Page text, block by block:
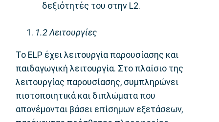
δεξιότητές του στην L2.
1.2Λειτουργίες
Το ELP έχει λειτουργία παρουσίασης και
παιδαγωγική λειτουργία. Στο πλαίσιο της
λειτουργίας παρουσίασης, συμπληρώνει
πιστοποιητικά και διπλώματα που
απονέμονται βάσει επίσημων εξετάσεων,